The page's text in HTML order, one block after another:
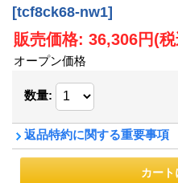
[tcf8ck68-nw1]
販売価格: 36,306円(
オープン価格
数量:
返品特約に関する重要事項